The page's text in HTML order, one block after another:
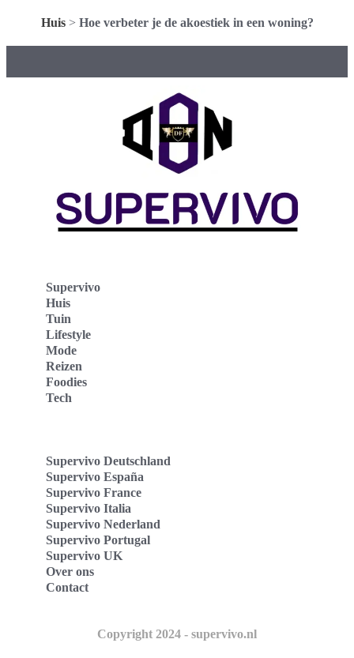
Huis> Hoe verbeter je de akoestiek in een woning?
Supervivo
Huis
Tuin
Lifestyle
Mode
Reizen
Foodies
Tech
Supervivo Deutschland
Supervivo España
Supervivo France
Supervivo Italia
Supervivo Nederland
Supervivo Portugal
Supervivo UK
Over ons
Contact
Copyright 2024 - supervivo.nl